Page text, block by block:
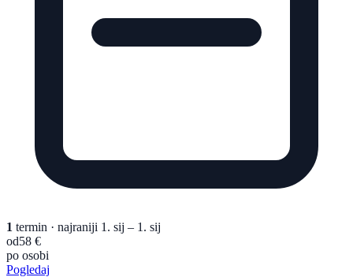
1 termin · najraniji 1. sij – 1. sij
od58 €
po osobi
Pogledaj